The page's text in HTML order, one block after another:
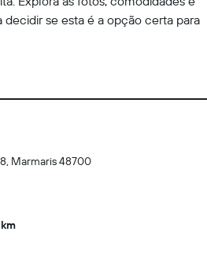
decidir se esta é a opção certa para
Marmaris 48700